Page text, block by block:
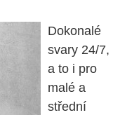
Dokonalé
svary 24/7,
a to i pro
malé a
střední